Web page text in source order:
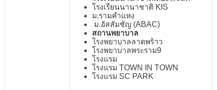
โรงเรียนนานาชาติ KIS
ม.รามคำแหง
ม.อัสสัมชัญ (ABAC)
สถานพยาบาล
โรงพยาบาลลาดพร้าว
โรงพยาบาลพระราม9
โรงแรม
โรงแรม TOWN IN TOWN
โรงแรม SC PARK